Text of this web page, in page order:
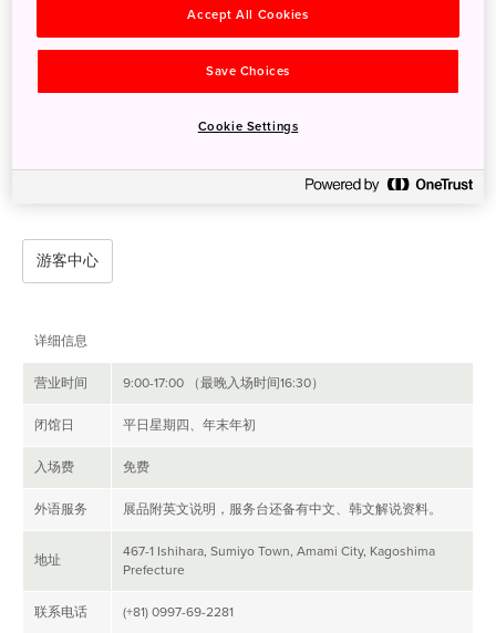
的发展变迁。展厅里有森林植被和琉球兔等珍稀动物物种的等比例
立体模型。琉球兔为孑遗物种，其特征为短耳、深色皮毛与驼背，
仅可见于奄美大岛和附近的德之岛。当您穿过场馆时，鸟鸣、虫鸣
和雨声不绝于耳，巨型壁挂式投影屏幕上播放着奄美大岛山涧与云
中心有一家礼品店，出售当地品牌 Devadurga 的 T 恤等各种纪念
品。Devadurga 的面料使用了奄美大岛的传统泥染工艺。
游客中心
详细信息
营业时间 9:00-17:00 （最晚入场时间16:30）
闭馆日 平日星期四、年末年初
入场费 免费
外语服务 展品附英文说明，服务台还备有中文、韩文解说资料。
地址
467-1 Ishihara, Sumiyo Town, Amami City, Kagoshima
Prefecture
联系电话 (+81) 0997-69-2281
Accept All Cookies
Save Choices
Cookie Settings